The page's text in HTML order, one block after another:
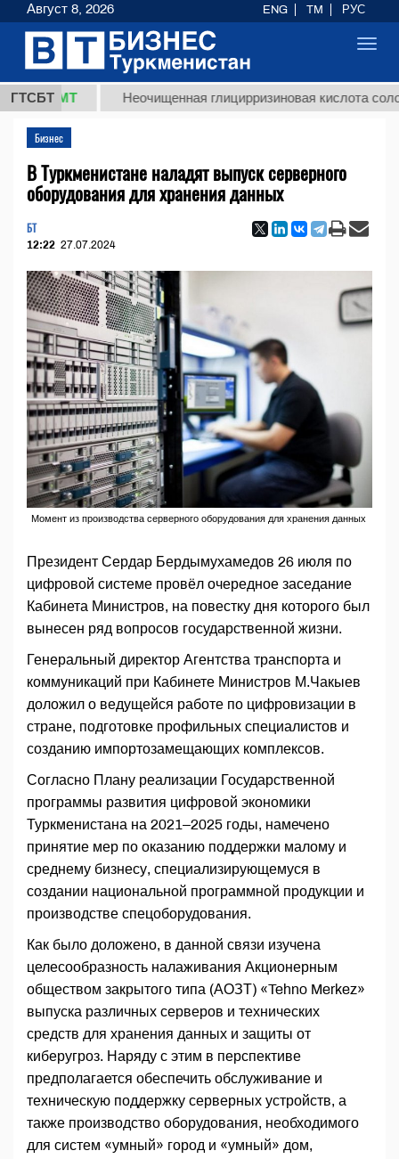
ГТСБТ Неочищенная глицирризиновая кислота
Бизнес
В Туркменистане наладят выпуск серверного
оборудования для хранения данных
БТ
12:22 27.07.2024
Момент из производства серверного оборудования для хранения данных
Президент Сердар Бердымухамедов 26 июля по
цифровой системе провёл очередное заседание
Кабинета Министров, на повестку дня которого был
вынесен ряд вопросов государственной жизни.
Генеральный директор Агентства транспорта и
коммуникаций при Кабинете Министров М.Чакыев
доложил о ведущейся работе по цифровизации в
стране, подготовке профильных специалистов и
созданию импортозамещающих комплексов.
Согласно Плану реализации Государственной
программы развития цифровой экономики
Туркменистана на 2021–2025 годы, намечено
принятие мер по оказанию поддержки малому и
среднему бизнесу, специализирующемуся в
создании национальной программной продукции и
производстве спецоборудования.
Как было доложено, в данной связи изучена
целесообразность налаживания Акционерным
обществом закрытого типа (АОЗТ) «Tehno Merkez»
выпуска различных серверов и технических
средств для хранения данных и защиты от
киберугроз. Наряду с этим в перспективе
предполагается обеспечить обслуживание и
техническую поддержку серверных устройств, а
также производство оборудования, необходимого
для систем «умный» город и «умный» дом,
Август 8, 2026 ENG TM РУС